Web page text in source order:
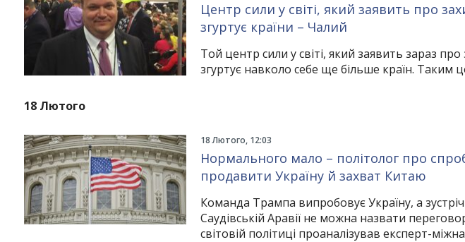
Центр сили у світі, який заявить про
згуртує країни – Чалий
Той центр сили у світі, який заявить зараз
згуртує навколо себе ще більше країн. Таким
18 Лютого
18 Лютого, 12:03
Нормального мало – політолог про
продавити Україну й захват Китаю
Команда Трампа випробовує Україну, а
Саудівській Аравії не можна назвати
світовій політиці проаналізував експерт-
Instagram
FacebookTwitter